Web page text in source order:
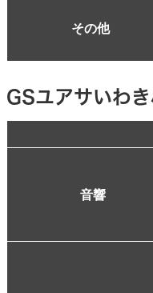
その他
GSユアサいわ
音響